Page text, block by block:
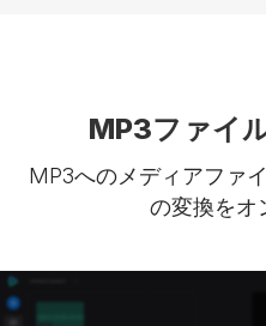
MP3ファイ
MP3へのメディアファ
の変換をオ